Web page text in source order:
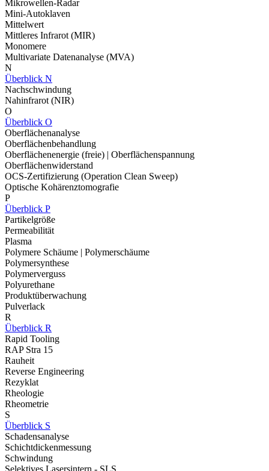
Mikrowellen-Radar
Mini-Autoklaven
Mittelwert
Mittleres Infrarot (MIR)
Monomere
Multivariate Datenanalyse (MVA)
N
Überblick N
Nachschwindung
Nahinfrarot (NIR)
O
Überblick O
Oberflächenanalyse
Oberflächenbehandlung
Oberflächenenergie (freie) | Oberflächenspannung
Oberflächenwiderstand
OCS-Zertifizierung (Operation Clean Sweep)
Optische Kohärenztomografie
P
Überblick P
Partikelgröße
Permeabilität
Plasma
Polymere Schäume | Polymerschäume
Polymersynthese
Polymerverguss
Polyurethane
Produktüberwachung
Pulverlack
R
Überblick R
Rapid Tooling
RAP Stra 15
Rauheit
Reverse Engineering
Rezyklat
Rheologie
Rheometrie
S
Überblick S
Schadensanalyse
Schichtdickenmessung
Schwindung
Selektives Lasersintern - SLS